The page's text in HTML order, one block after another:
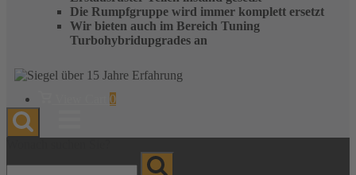
Die Rumpfgruppe wird immer komplett ersetzt
Wir bieten auch im Bereich Tuning
Turbohybridupgrades an
anzeigen
0